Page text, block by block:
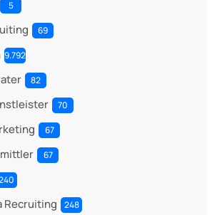
5
69
9.792
82
70
67
67
Recruiting 248